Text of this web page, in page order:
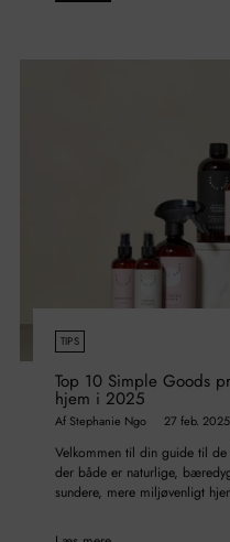
TIPS
Top 10 Simple Goods
hjem i 2025
Af Stephanie Ngo 27 feb. 2025
Velkommen til din guide til
der både er naturlige,
sundere, mere miljøvenligt